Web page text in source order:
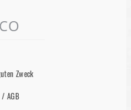
Zweck
AGB